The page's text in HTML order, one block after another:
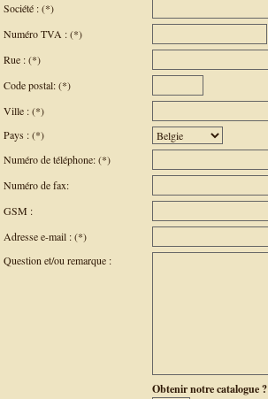
Société : (*)
Numéro TVA : (*)
Rue : (*)
Code postal: (*)
Ville : (*)
Pays : (*)
Numéro de téléphone: (*)
Numéro de fax:
GSM :
Adresse e-mail : (*)
Question et/ou remarque :
Obtenir notre catalogue ?